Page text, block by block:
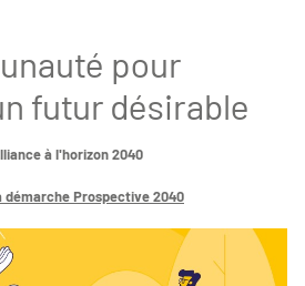
pour
futur désirable
à l'horizon 2040
démarche Prospective 2040